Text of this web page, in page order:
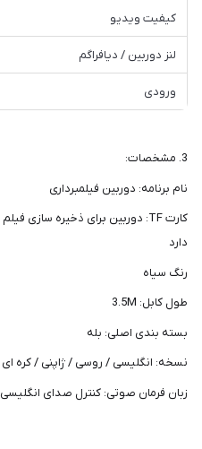
کیفیت ویدیو
لنز دوربین / دیافراگم
ورودی
3. مشخصات:
نام برنامه: دوربین فیلمبرداری
دارد
رنگ سیاه
طول کابل: 3.5M
بسته بندی اصلی: بله
نسخه: انگلیسی / روسی / ژاپنی / کره ای
زبان فرمان صوتی: کنترل صدای انگلیسی